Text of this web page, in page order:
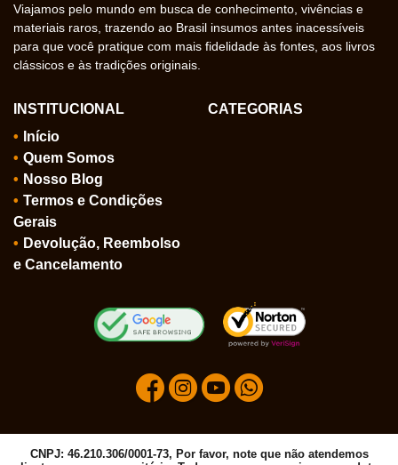
Viajamos pelo mundo em busca de conhecimento, vivências e
materiais raros, trazendo ao Brasil insumos antes inacessíveis
para que você pratique com mais fidelidade às fontes, aos livros
clássicos e às tradições originais.
INSTITUCIONAL
Início
Quem Somos
Nosso Blog
Termos e Condições
Gerais
Devolução, Reembolso
e Cancelamento
CATEGORIAS
CNPJ: 46.210.306/0001-73, Por favor, note que não atendemos